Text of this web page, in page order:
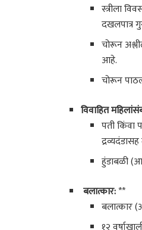
स्त्रीला
दखलपात्र
चोरून
आहे.
चोरून
विवाहित
पती किंवा
हुंडाबळी
बलात्कार:**
बलात्कार